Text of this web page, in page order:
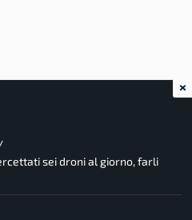
sei droni al giorno, farli
×